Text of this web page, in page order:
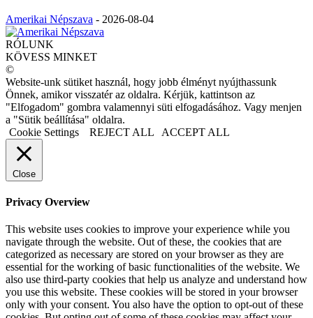
Amerikai Népszava - 2026-08-04
RÓLUNK
KÖVESS MINKET
©
Website-unk sütiket használ, hogy jobb élményt nyújthassunk
Önnek, amikor visszatér az oldalra. Kérjük, kattintson az
"Elfogadom" gombra valamennyi süti elfogadásához. Vagy menjen
a "Sütik beállítása" oldalra.
Cookie Settings
REJECT ALL ACCEPT ALL
Close
Privacy Overview
This website uses cookies to improve your experience while you
navigate through the website. Out of these, the cookies that are
categorized as necessary are stored on your browser as they are
essential for the working of basic functionalities of the website. We
also use third-party cookies that help us analyze and understand how
you use this website. These cookies will be stored in your browser
only with your consent. You also have the option to opt-out of these